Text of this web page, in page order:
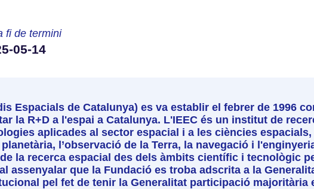
fi de termini
05-14
Espacials de Catalunya) es va establir el febrer de 1996
la R+D a l'espai a Catalunya. L'IEEC és un institut de
aplicades al sector espacial i a les ciències
l’observació de la Terra, la navegació i
la recerca espacial des dels àmbits científic i tecnològic
assenyalar que la Fundació es troba adscrita a la
pel fet de tenir la Generalitat participació majoritària